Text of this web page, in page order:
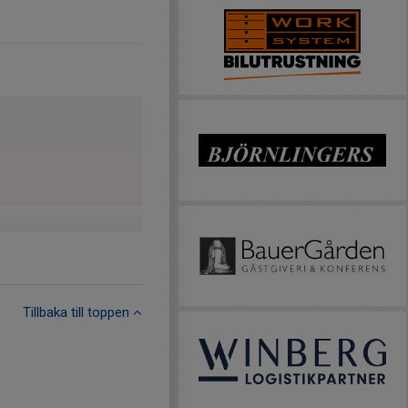
Tillbaka till toppen